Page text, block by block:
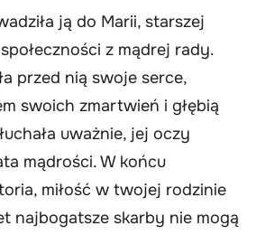
ją do Marii, starszej
z mądrej rady.
przed nią swoje serce,
swoich zmartwień i głębią
uważnie, jej oczy
mądrości. W końcu
miłość w twojej rodzinie
najbogatsze skarby nie mogą